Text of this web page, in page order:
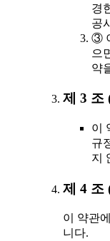
경
공
③
으
약
제 3 조
이
규
지
제 4 조
이 약관
니다.